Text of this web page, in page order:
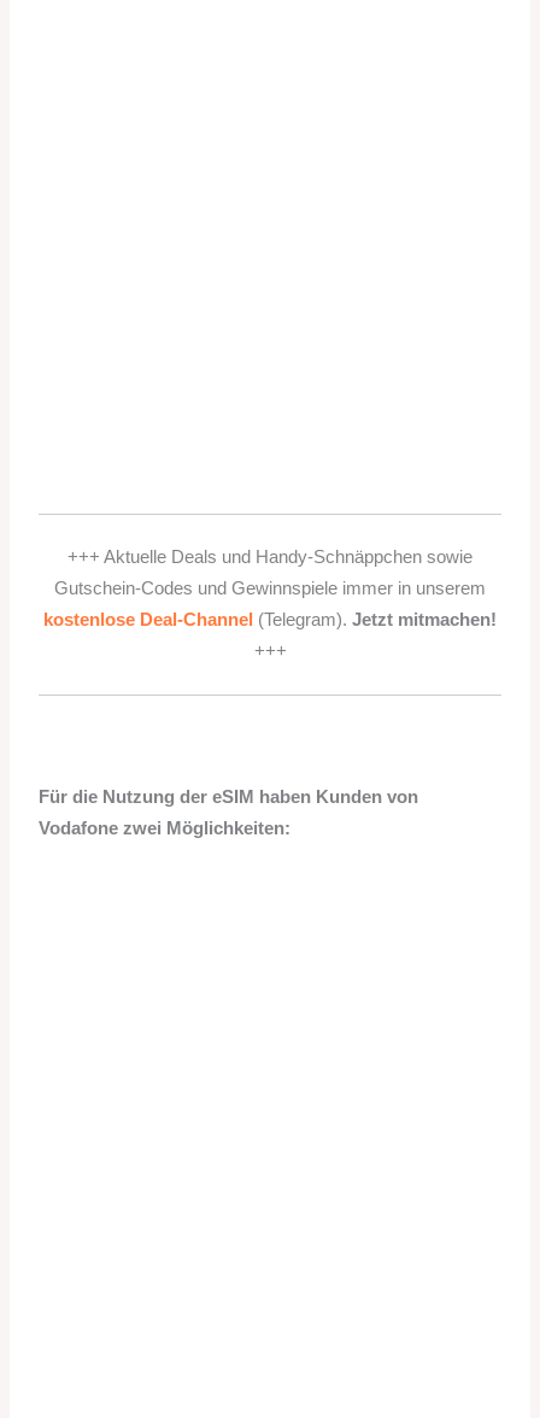
+++ Aktuelle Deals und Handy-Schnäppchen sowie
Gutschein-Codes und Gewinnspiele immer in unserem
kostenlose Deal-Channel (Telegram). Jetzt mitmachen!
+++
Für die Nutzung der eSIM haben Kunden von
Vodafone zwei Möglichkeiten: